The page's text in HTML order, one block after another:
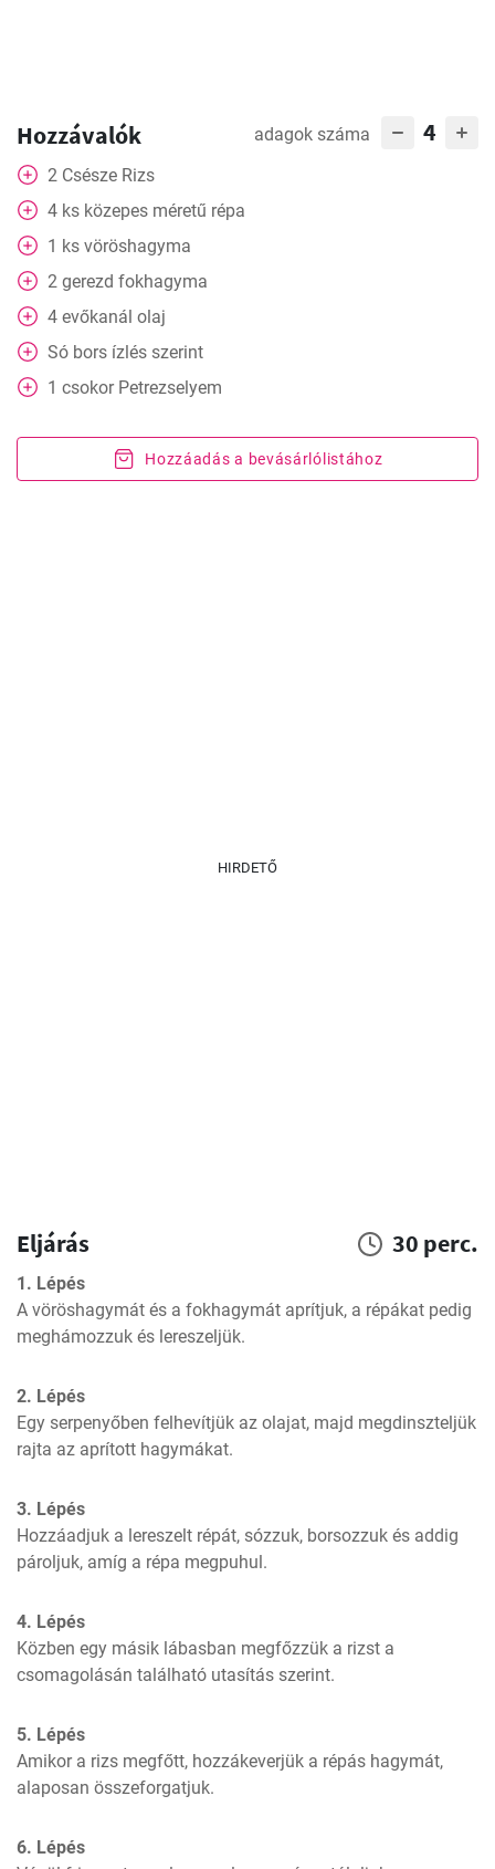
Hozzávalók adagok száma 4
2 Csésze Rizs
4 ks közepes méretű répa
1 ks vöröshagyma
2 gerezd fokhagyma
4 evőkanál olaj
Só bors ízlés szerint
1 csokor Petrezselyem
Hozzáadás a bevásárlólistához
HIRDETŐ
Eljárás 30 perc.
1. Lépés
A vöröshagymát és a fokhagymát aprítjuk, a répákat pedig
meghámozzuk és lereszeljük.
2. Lépés
Egy serpenyőben felhevítjük az olajat, majd megdinszteljük
rajta az aprított hagymákat.
3. Lépés
Hozzáadjuk a lereszelt répát, sózzuk, borsozzuk és addig
pároljuk, amíg a répa megpuhul.
4. Lépés
Közben egy másik lábasban megfőzzük a rizst a
csomagolásán található utasítás szerint.
5. Lépés
Amikor a rizs megfőtt, hozzákeverjük a répás hagymát,
alaposan összeforgatjuk.
6. Lépés